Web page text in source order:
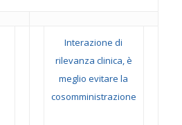
Interazione di
rilevanza clinica, è
meglio evitare la
cosomministrazione